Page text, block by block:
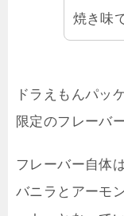
焼き味
ドラえもんパッ
限定のフレーバ
フレーバー自体
バニラとアーモ